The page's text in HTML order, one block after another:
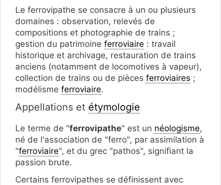
Le ferrovipathe se consacre à un ou plusieurs
domaines : observation, relevés de
compositions et photographie de trains ;
gestion du patrimoine ferroviaire : travail
historique et archivage, restauration de trains
anciens (notamment de locomotives à vapeur),
collection de trains ou de pièces ferroviaires ;
modélisme ferroviaire.
Appellations et étymologie
Le terme de "ferrovipathe" est un néologisme,
né de l'association de "ferro", par assimilation à
"ferroviaire", et du grec "pathos", signifiant la
passion brute.
Certains ferrovipathes se définissent avec